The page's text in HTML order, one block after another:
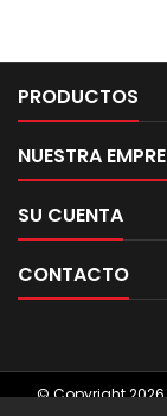
PRODUCTOS
NUESTRA
SU CUENTA
CONTACTO
© Copyright 2026